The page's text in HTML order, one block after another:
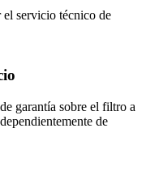
el servicio técnico de
garantía sobre el filtro a
de